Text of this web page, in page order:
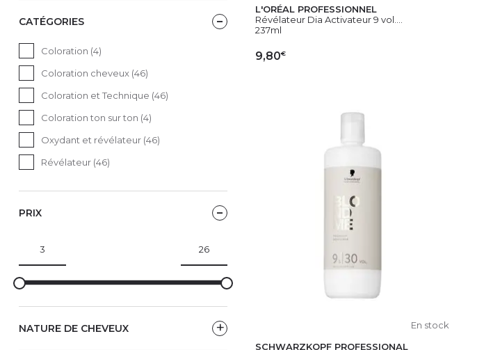
L'ORÉAL PROFESSIONNEL
Révélateur Dia Activateur 9 vol....
237ml
9,80€
En stock
SCHWARZKOPF PROFESSIONAL
CATÉGORIES
Coloration (4)
Coloration cheveux (46)
Coloration et Technique (46)
Coloration ton sur ton (4)
Oxydant et révélateur (46)
Révélateur (46)
PRIX
NATURE DE CHEVEUX